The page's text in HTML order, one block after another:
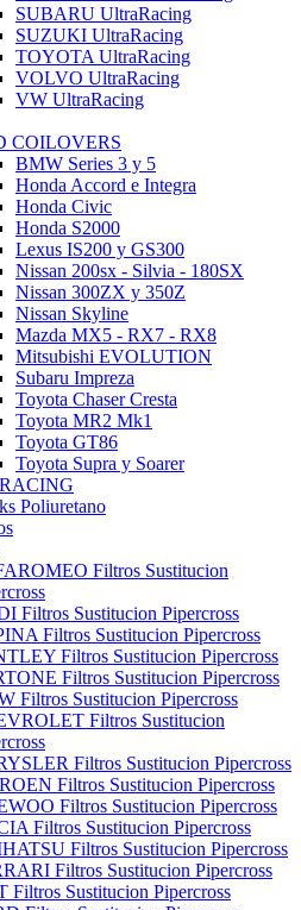
SUBARU UltraRacing
SUZUKI UltraRacing
TOYOTA UltraRacing
VOLVO UltraRacing
VW UltraRacing
COILOVERS
BMW Series 3 y 5
Honda Accord e Integra
Honda Civic
Honda S2000
Lexus IS200 y GS300
Nissan 200sx - Silvia - 180SX
Nissan 300ZX y 350Z
Nissan Skyline
Mazda MX5 - RX7 - RX8
Mitsubishi EVOLUTION
Subaru Impreza
Toyota Chaser Cresta
Toyota MR2 Mk1
Toyota GT86
Toyota Supra y Soarer
Poliuretano
Filtros Sustitucion
Filtros Sustitucion Pipercross
Filtros Sustitucion Pipercross
Filtros Sustitucion Pipercross
Filtros Sustitucion Pipercross
Filtros Sustitucion Pipercross
Filtros Sustitucion
Filtros Sustitucion Pipercross
Filtros Sustitucion Pipercross
Filtros Sustitucion Pipercross
Filtros Sustitucion Pipercross
Filtros Sustitucion Pipercross
Filtros Sustitucion Pipercross
Filtros Sustitucion Pipercross